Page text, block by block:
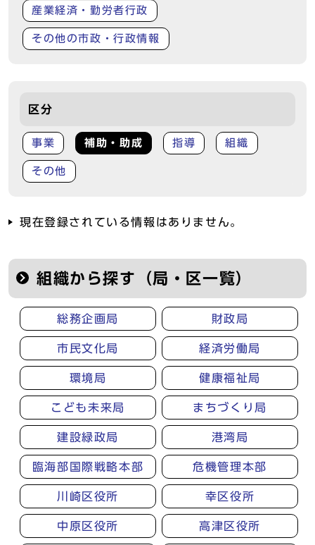
産業経済・勤労者行政
その他の市政・行政情報
区分
事業 補助・助成 指導 組織
その他
現在登録されている情報はありません。
組織から探す（局・区一覧）
総務企画局 財政局
市民文化局 経済労働局
環境局 健康福祉局
こども未来局 まちづくり局
建設緑政局 港湾局
臨海部国際戦略本部 危機管理本部
川崎区役所 幸区役所
中原区役所 高津区役所